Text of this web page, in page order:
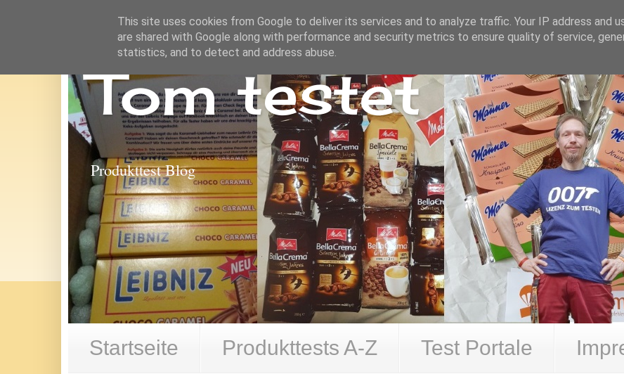
Tom testet
Produkttest Blog
Startseite Produkttests A-Z Test Portale
This site uses cookies from Google to deliver its services and to analyze traffic. Your IP address and
are shared with Google along with performance and security metrics to ensure quality of service,
statistics, and to detect and address abuse.